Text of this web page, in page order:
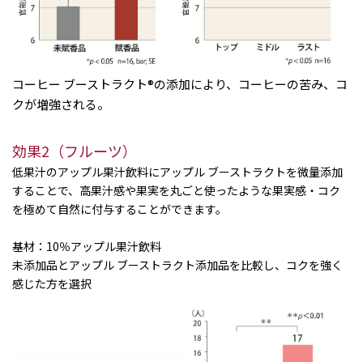
コーヒー ブーストラクト®の添加により、コーヒーの苦み、コ
クが増強される。
効果2（フルーツ）
低果汁のアップル果汁飲料にアップル ブーストラクトを微量添加
することで、高果汁感や果実を丸ごと使ったような果実感・コク
を極めて自然に付与することができます。
基材：10％アップル果汁飲料
未添加品とアップル ブーストラクト添加品を比較し、コクを強く
感じた方を選択